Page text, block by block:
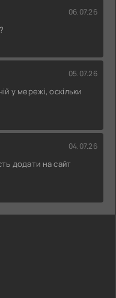
06.07.26
05.07.26
у мережі, оскільки
04.07.26
додати на сайт